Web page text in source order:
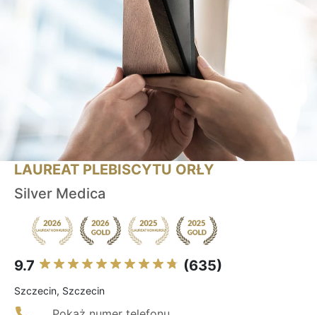
LAUREAT PLEBISCYTU ORŁY
Silver Medica
9.7 (635)
Szczecin, Szczecin